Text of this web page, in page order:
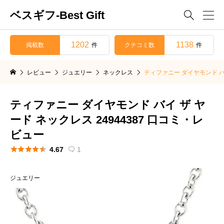
ベスギフ-Best Gift 
掲載数 1202 件 クチコミ数 1138 件
レビュー ジュエリー ネックレス ティファニー ダイヤモンド
ティファニー ダイヤモンド バイ ザ ヤ
ード ネックレス 24944387 口コミ・レ
ビュー
 4.67  1
ジュエリー